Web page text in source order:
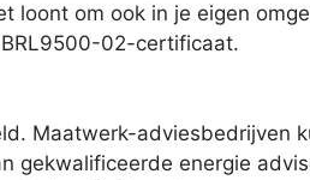
loont om ook in je eigen
02-certificaat.
Maatwerk-adviesbedrijven
gekwalificeerde energie